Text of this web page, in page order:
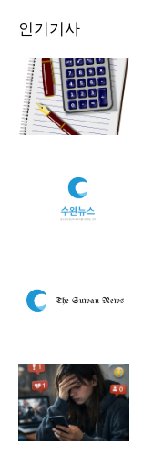
인기기사